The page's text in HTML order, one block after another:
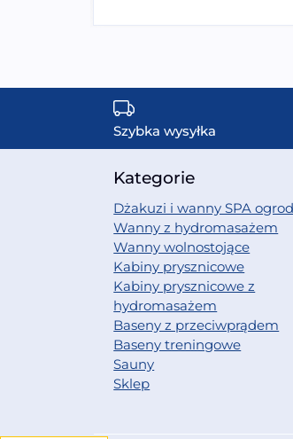
Szybka wysyłka
Kategorie
Dżakuzi i wanny SPA
Wanny z hydromasażem
Wanny wolnostojące
Kabiny prysznicowe
Kabiny prysznicowe z
hydromasażem
Baseny z przeciwprądem
Baseny treningowe
Sauny
Sklep